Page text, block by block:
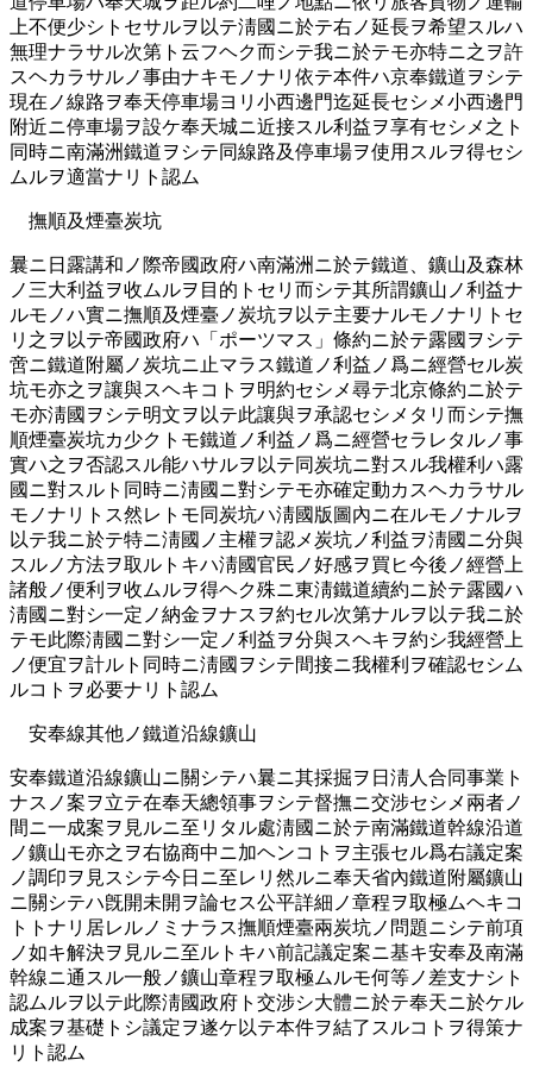
上不便少シトセサルヲ以テ淸國ニ於テ右ノ延長ヲ希望スルハ
無理ナラサル次第ト云フヘク而シテ我ニ於テモ亦特ニ之ヲ許
スヘカラサルノ事由ナキモノナリ依テ本件ハ京奉鐵道ヲシテ
現在ノ線路ヲ奉天停車場ヨリ小西邊門迄延長セシメ小西邊門
附近ニ停車場ヲ設ケ奉天城ニ近接スル利益ヲ享有セシメ之ト
同時ニ南滿洲鐵道ヲシテ同線路及停車場ヲ使用スルヲ得セシ
ムルヲ適當ナリト認ム
撫順及煙臺炭坑
曩ニ日露講和ノ際帝國政府ハ南滿洲ニ於テ鐵道、鑛山及森林
ノ三大利益ヲ收ムルヲ目的トセリ而シテ其所謂鑛山ノ利益ナ
ルモノハ實ニ撫順及煙臺ノ炭坑ヲ以テ主要ナルモノナリトセ
リ之ヲ以テ帝國政府ハ「ポーツマス」條約ニ於テ露國ヲシテ
啻ニ鐵道附屬ノ炭坑ニ止マラス鐵道ノ利益ノ爲ニ經營セル炭
坑モ亦之ヲ讓與スヘキコトヲ明約セシメ尋テ北京條約ニ於テ
モ亦淸國ヲシテ明文ヲ以テ此讓與ヲ承認セシメタリ而シテ撫
順煙臺炭坑カ少クトモ鐵道ノ利益ノ爲ニ經營セラレタルノ事
實ハ之ヲ否認スル能ハサルヲ以テ同炭坑ニ對スル我權利ハ露
國ニ對スルト同時ニ淸國ニ對シテモ亦確定動カスヘカラサル
モノナリトス然レトモ同炭坑ハ淸國版圖內ニ在ルモノナルヲ
以テ我ニ於テ特ニ淸國ノ主權ヲ認メ炭坑ノ利益ヲ淸國ニ分與
スルノ方法ヲ取ルトキハ淸國官民ノ好感ヲ買ヒ今後ノ經營上
諸般ノ便利ヲ收ムルヲ得ヘク殊ニ東淸鐵道續約ニ於テ露國ハ
淸國ニ對シ一定ノ納金ヲナスヲ約セル次第ナルヲ以テ我ニ於
テモ此際淸國ニ對シ一定ノ利益ヲ分與スヘキヲ約シ我經營上
ノ便宜ヲ計ルト同時ニ淸國ヲシテ間接ニ我權利ヲ確認セシム
ルコトヲ必要ナリト認ム
安奉線其他ノ鐵道沿線鑛山
安奉鐵道沿線鑛山ニ關シテハ曩ニ其採掘ヲ日淸人合同事業ト
ナスノ案ヲ立テ在奉天總領事ヲシテ督撫ニ交涉セシメ兩者ノ
間ニ一成案ヲ見ルニ至リタル處淸國ニ於テ南滿鐵道幹線沿道
ノ鑛山モ亦之ヲ右協商中ニ加ヘンコトヲ主張セル爲右議定案
ノ調印ヲ見スシテ今日ニ至レリ然ルニ奉天省內鐵道附屬鑛山
ニ關シテハ旣開未開ヲ論セス公平詳細ノ章程ヲ取極ムヘキコ
トトナリ居レルノミナラス撫順煙臺兩炭坑ノ問題ニシテ前項
ノ如キ解決ヲ見ルニ至ルトキハ前記議定案ニ基キ安奉及南滿
幹線ニ通スル一般ノ鑛山章程ヲ取極ムルモ何等ノ差支ナシト
認ムルヲ以テ此際淸國政府ト交涉シ大體ニ於テ奉天ニ於ケル
成案ヲ基礎トシ議定ヲ遂ケ以テ本件ヲ結了スルコトヲ得策ナ
リト認ム